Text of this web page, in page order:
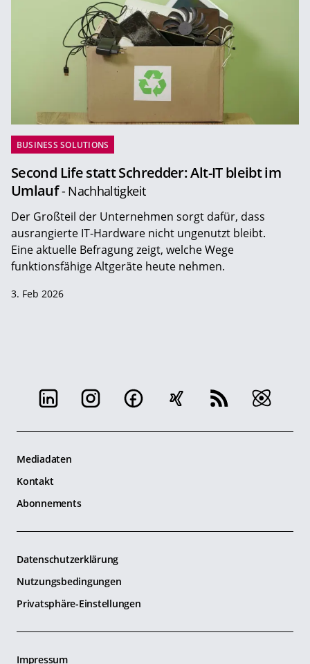
BUSINESS SOLUTIONS
Second Life statt Schredder: Alt-IT bleibt im
Umlauf- Nachhaltigkeit
Der Großteil der Unternehmen sorgt dafür, dass
ausrangierte IT-Hardware nicht ungenutzt bleibt.
Eine aktuelle Befragung zeigt, welche Wege
funktionsfähige Altgeräte heute nehmen.
3. Feb 2026
Mediadaten
Kontakt
Abonnements
Datenschutzerklärung
Nutzungsbedingungen
Privatsphäre-Einstellungen
Impressum